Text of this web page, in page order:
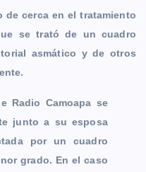
de cerca en el tratamiento
se trató de un cuadro
asmático y de otros
Radio Camoapa se
junto a su esposa
por un cuadro
grado. En el caso